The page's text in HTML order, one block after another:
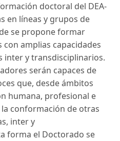
doctoral del DEA-
en líneas y grupos de
se propone formar
amplias capacidades
inter y transdisciplinarios.
serán capaces de
que, desde ámbitos
humana, profesional e
conformación de otras
inter y
forma el Doctorado se